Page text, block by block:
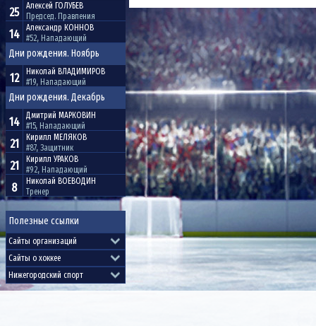
25 Алексей ГОЛУБЕВ
Председ. Правления
14 Александр КОННОВ
#52, Нападающий
Дни рождения. Ноябрь
12 Николай ВЛАДИМИРОВ
#19, Нападающий
Дни рождения. Декабрь
14 Дмитрий МАРКОВИН
#15, Нападающий
21 Кирилл МЕЛЯКОВ
#87, Защитник
21 Кирилл УРАКОВ
#92, Нападающий
8 Николай ВОЕВОДИН
Тренер
Полезные ссылки